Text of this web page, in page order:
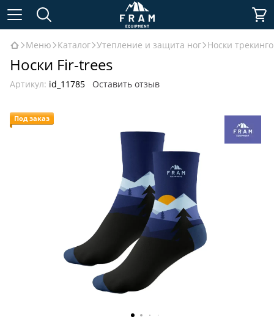
Меню Каталог Утепление и защита ног Носки
Носки Fir-trees
Артикул: id_11785 Оставить отзыв
Под заказ